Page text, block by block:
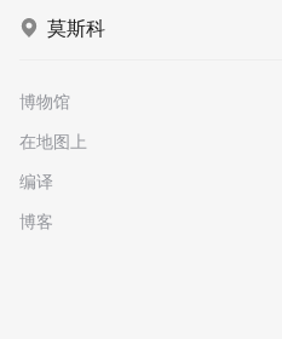
莫斯科
博物馆
在地图上
编译
博客